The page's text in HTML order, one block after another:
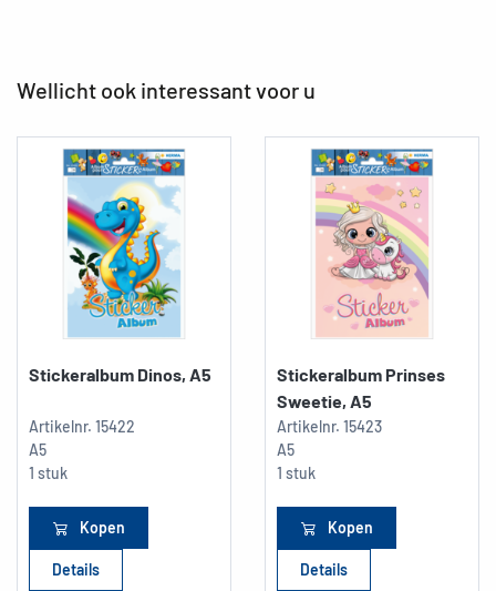
Wellicht ook interessant voor u
Stickeralbum Dinos, A5
Artikelnr. 15422
A5
1 stuk
Kopen
Details
Stickeralbum Prinses
Sweetie, A5
Artikelnr. 15423
A5
1 stuk
Kopen
Details